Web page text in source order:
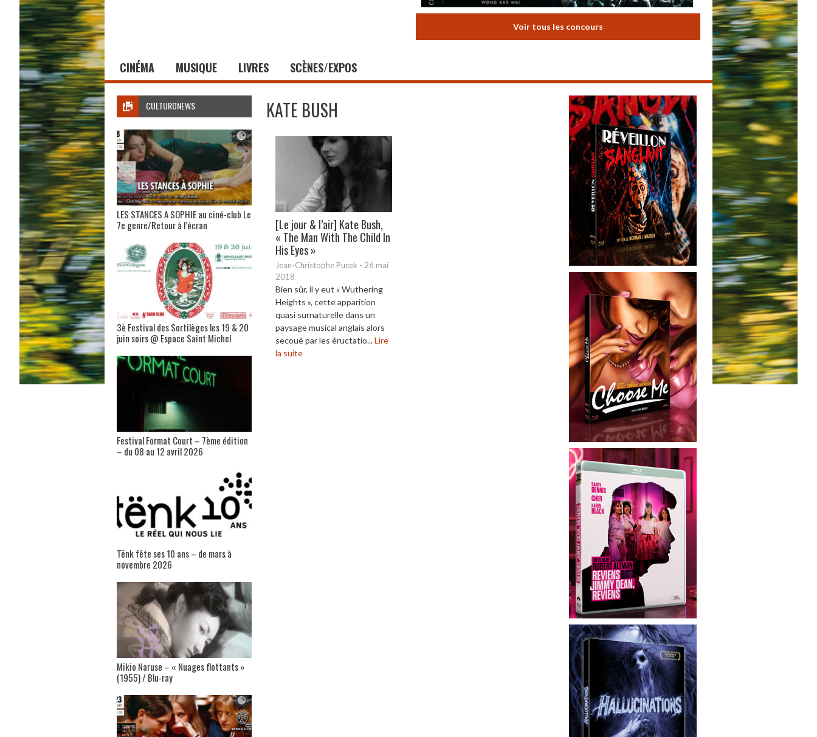
Voir tous les concours
CINÉMA MUSIQUE LIVRES SCÈNES/EXPOS
KATE BUSH
[Le jour & l’air] Kate Bush,
« The Man With The Child In
His Eyes »
Jean-Christophe Pucek - 26 mai
2018
Bien sûr, il y eut « Wuthering
Heights », cette apparition
quasi surnaturelle dans un
paysage musical anglais alors
secoué par les éructatio...Lire
la suite
CULTURONEWS
LES STANCES A SOPHIE au ciné-club Le
7e genre/Retour à l’écran
3è Festival des Sortilèges les 19 & 20
juin soirs @ Espace Saint Michel
Festival Format Court – 7ème édition
– du 08 au 12 avril 2026
Tënk fête ses 10 ans – de mars à
novembre 2026
Mikio Naruse – « Nuages flottants »
(1955) / Blu-ray